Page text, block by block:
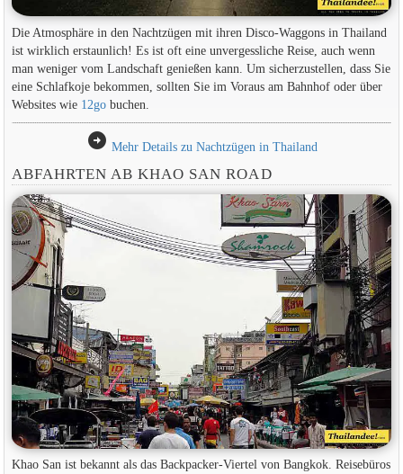
Die Atmosphäre in den Nachtzügen mit ihren Disco-Waggons in Thailand
ist wirklich erstaunlich! Es ist oft eine unvergessliche Reise, auch wenn
man weniger vom Landschaft genießen kann. Um sicherzustellen, dass Sie
eine Schlafkoje bekommen, sollten Sie im Voraus am Bahnhof oder über
Websites wie 12gobuchen.
arrow_circle_right Mehr Details zu Nachtzügen in Thailand
ABFAHRTEN AB KHAO SAN ROAD
Khao San ist bekannt als das Backpacker-Viertel von Bangkok. Reisebüros